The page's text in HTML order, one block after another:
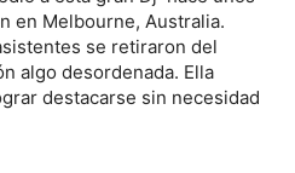
en Melbourne, Australia.
se retiraron del
algo desordenada. Ella
destacarse sin necesidad